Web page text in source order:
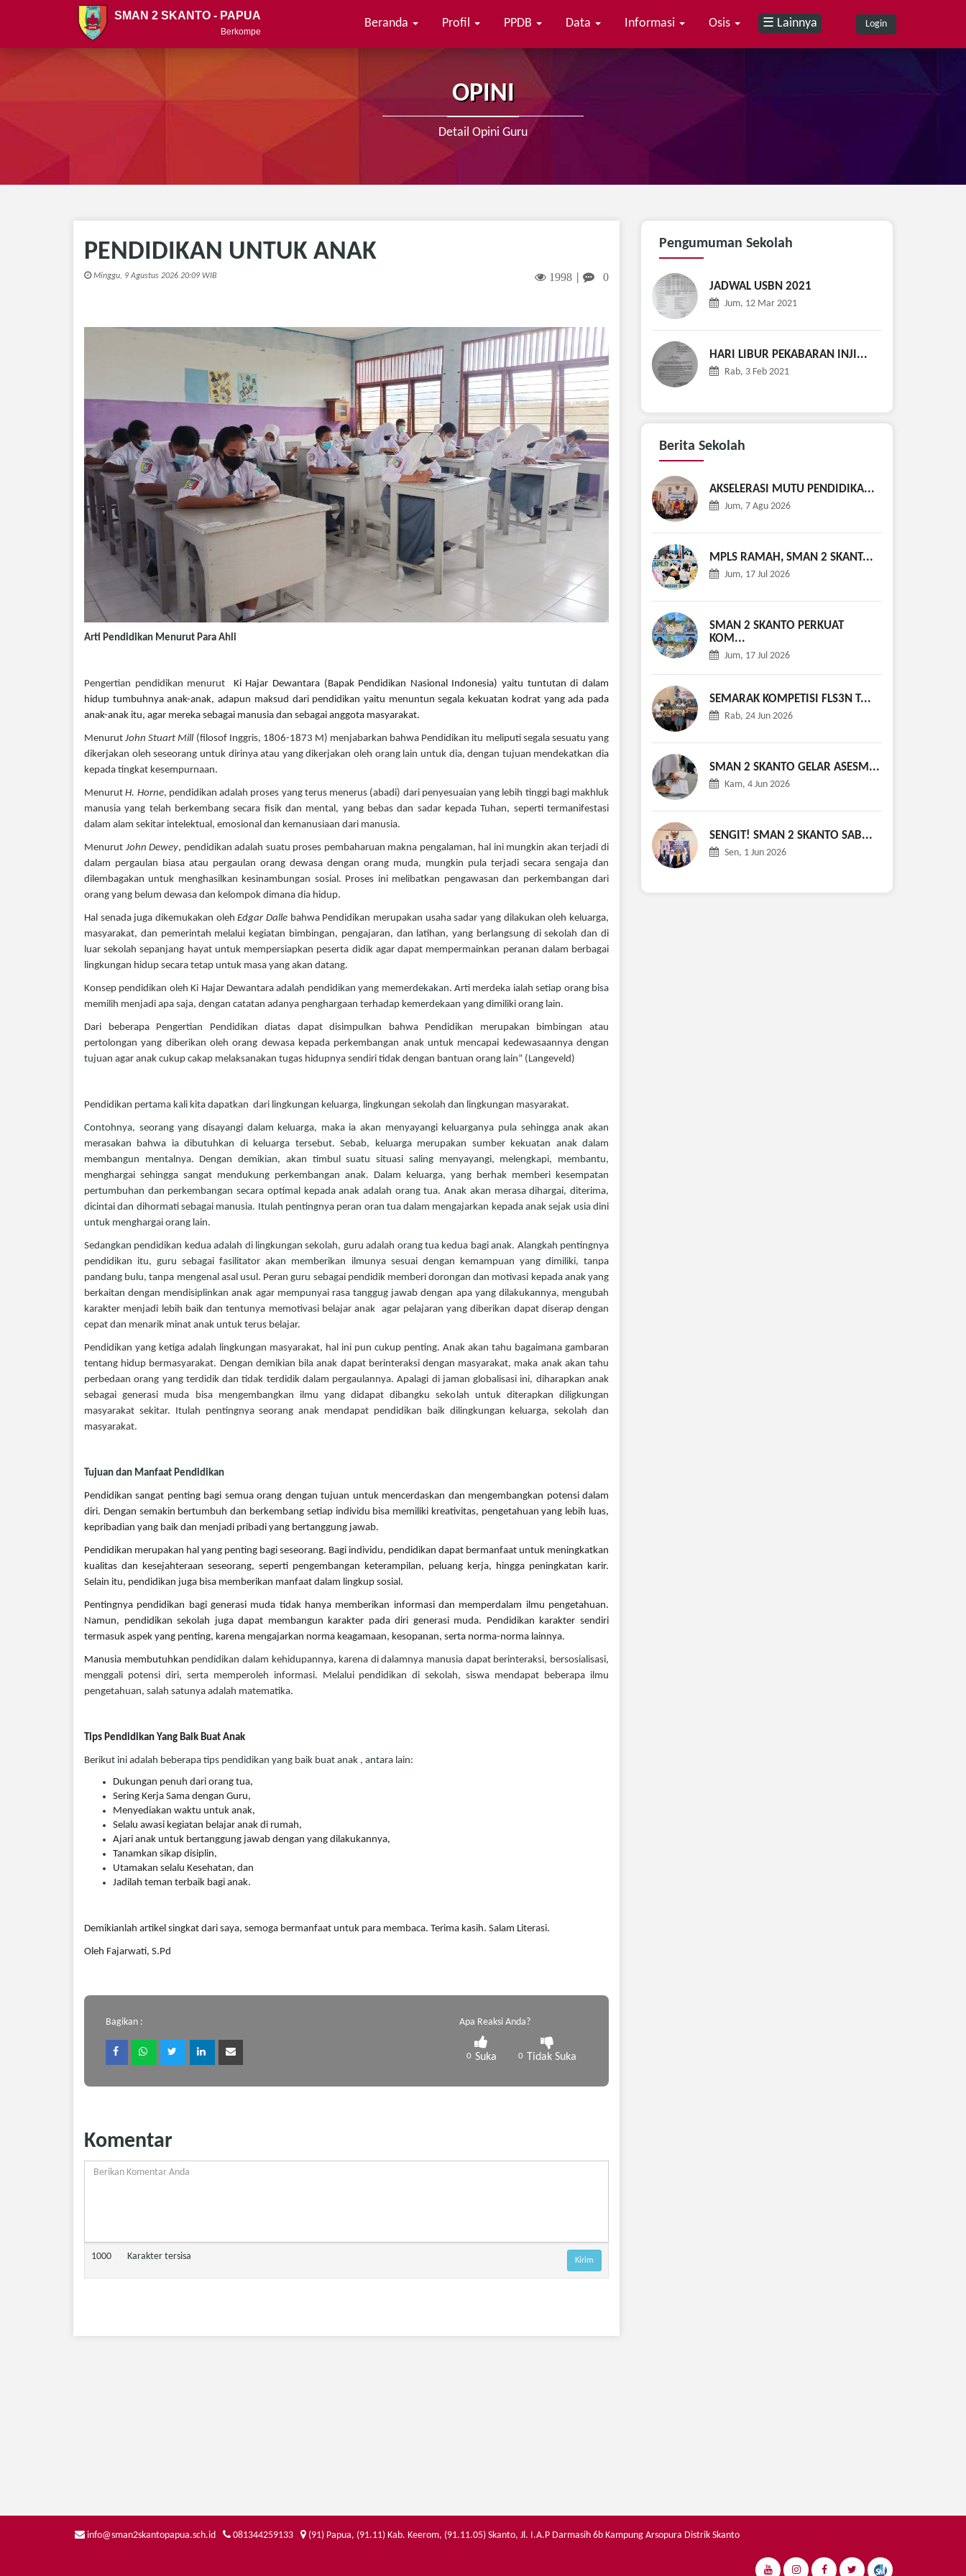
SMAN 2 SKANTO - PAPUA
Berkompeten, Berkarakter Profil Pelajar Pancasila dan Berwawasan Lingkungan
Beranda Profil PPDB Data Informasi Osis ☰ Lainnya Login
OPINI
Detail Opini Guru
PENDIDIKAN UNTUK ANAK
Minggu, 9 Agustus 2026 20:09 WIB 1998 0
Arti Pendidikan Menurut Para Ahli
Pengertian pendidikan menurut Ki Hajar Dewantara(Bapak Pendidikan Nasional Indonesia) yaitu tuntutan di dalam
hidup tumbuhnya anak-anak, adapun maksud dari pendidikan yaitu menuntun segala kekuatan kodrat yang ada pada
anak-anak itu, agar mereka sebagai manusia dan sebagai anggota masyarakat.
Menurut John Stuart Mill (filosof Inggris, 1806-1873 M) menjabarkan bahwa Pendidikan itu meliputi segala sesuatu yang
dikerjakan oleh seseorang untuk dirinya atau yang dikerjakan oleh orang lain untuk dia, dengan tujuan mendekatkan dia
kepada tingkat kesempurnaan.
MenurutH. Horne, pendidikan adalah proses yang terus menerus (abadi) dari penyesuaian yang lebih tinggi bagi makhluk
manusia yang telah berkembang secara fisik dan mental, yang bebas dan sadar kepada Tuhan, seperti termanifestasi
dalam alam sekitar intelektual, emosional dan kemanusiaan dari manusia.
Menurut John Dewey, pendidikan adalah suatu proses pembaharuan makna pengalaman, hal ini mungkin akan terjadi di
dalam pergaulan biasa atau pergaulan orang dewasa dengan orang muda, mungkin pula terjadi secara sengaja dan
dilembagakan untuk menghasilkan kesinambungan sosial. Proses ini melibatkan pengawasan dan perkembangan dari
orang yang belum dewasa dan kelompok dimana dia hidup.
Hal senada juga dikemukakan olehEdgar Dalle bahwa Pendidikan merupakan usaha sadar yang dilakukan oleh keluarga,
masyarakat, dan pemerintah melalui kegiatan bimbingan, pengajaran, dan latihan, yang berlangsung di sekolah dan di
luar sekolah sepanjang hayat untuk mempersiapkan peserta didik agar dapat mempermainkan peranan dalam berbagai
lingkungan hidup secara tetap untuk masa yang akan datang.
Konsep pendidikan oleh Ki Hajar Dewantara adalah pendidikan yang memerdekakan. Arti merdeka ialah setiap orang bisa
memilih menjadi apa saja, dengan catatan adanya penghargaan terhadap kemerdekaan yang dimiliki orang lain.
Dari beberapa Pengertian Pendidikan diatas dapat disimpulkan bahwa Pendidikan merupakan bimbingan atau
pertolongan yang diberikan oleh orang dewasa kepada perkembangan anak untuk mencapai kedewasaannya dengan
tujuan agar anak cukup cakap melaksanakan tugas hidupnya sendiri tidak dengan bantuan orang lain” (Langeveld)
Pendidikan pertama kali kita dapatkan dari lingkungan keluarga, lingkungan sekolah dan lingkungan masyarakat.
Contohnya, seorang yang disayangi dalam keluarga, maka ia akan menyayangi keluarganya pula sehingga anak akan
merasakan bahwa ia dibutuhkan di keluarga tersebut. Sebab, keluarga merupakan sumber kekuatan anak dalam
membangun mentalnya. Dengan demikian, akan timbul suatu situasi saling menyayangi, melengkapi, membantu,
menghargai sehingga sangat mendukung perkembangan anak. Dalam keluarga, yang berhak memberi kesempatan
pertumbuhan dan perkembangan secara optimal kepada anak adalah orang tua.Anak akan merasa dihargai, diterima,
dicintai dan dihormati sebagai manusia. Itulah pentingnya peran oran tua dalam mengajarkan kepada anak sejak usia dini
untuk menghargai orang lain.
Sedangkan pendidikan kedua adalah di lingkungan sekolah, guru adalah orang tua kedua bagi anak. Alangkah pentingnya
pendidikan itu, guru sebagai fasilitator akan memberikan ilmunya sesuai dengan kemampuan yang dimiliki, tanpa
pandang bulu, tanpa mengenal asal usul. Peran guru sebagai pendidik memberi dorongan dan motivasi kepada anak yang
berkaitan dengan mendisiplinkan anak agar mempunyai rasa tanggug jawab dengan apa yang dilakukannya, mengubah
karakter menjadi lebih baik dan tentunya memotivasi belajar anak agar pelajaran yang diberikan dapat diserap dengan
cepat dan menarik minat anak untuk terus belajar.
Pendidikan yang ketiga adalah lingkungan masyarakat, hal ini pun cukup penting. Anak akan tahu bagaimana gambaran
tentang hidup bermasyarakat. Dengan demikian bila anak dapat berinteraksi dengan masyarakat, maka anak akan tahu
perbedaan orang yang terdidik dan tidak terdidik dalam pergaulannya. Apalagi di jaman globalisasi ini, diharapkan anak
sebagai generasi muda bisa mengembangkan ilmu yang didapat dibangku sekolah untuk diterapkan diligkungan
masyarakat sekitar. Itulah pentingnya seorang anak mendapat pendidikan baik dilingkungan keluarga, sekolah dan
masyarakat.
Tujuan dan Manfaat Pendidikan
Pendidikan sangat penting bagi semua orang dengan tujuan untuk mencerdaskan dan mengembangkan potensi dalam
diri. Dengan semakin bertumbuh dan berkembang setiap individu bisa memiliki kreativitas, pengetahuan yang lebih luas,
kepribadian yang baik dan menjadi pribadi yang bertanggung jawab.
Pendidikan merupakan hal yang penting bagi seseorang. Bagi individu, pendidikan dapat bermanfaat untuk meningkatkan
kualitas dan kesejahteraan seseorang, seperti pengembangan keterampilan, peluang kerja, hingga peningkatan karir.
Selain itu, pendidikan juga bisa memberikan manfaat dalam lingkup sosial.
Pentingnya pendidikan bagi generasi muda tidak hanya memberikan informasi dan memperdalam ilmu pengetahuan.
Namun, pendidikan sekolah juga dapat membangun karakter pada diri generasi muda. Pendidikan karakter sendiri
termasuk aspek yang penting, karena mengajarkan norma keagamaan, kesopanan, serta norma-norma lainnya.
Manusia membutuhkan pendidikan dalam kehidupannya, karena di dalamnya manusia dapat berinteraksi, bersosialisasi,
menggali potensi diri, serta memperoleh informasi. Melalui pendidikan di sekolah, siswa mendapat beberapa ilmu
pengetahuan, salah satunya adalah matematika.
Tips Pendidikan Yang Baik Buat Anak
Berikut ini adalah beberapa tips pendidikan yang baik buat anak , antara lain:
Dukungan penuh dari orang tua,
Sering Kerja Sama dengan Guru,
Menyediakan waktu untuk anak,
Selalu awasi kegiatan belajar anak di rumah,
Ajari anak untuk bertanggung jawab dengan yang dilakukannya,
Tanamkan sikap disiplin,
Utamakan selalu Kesehatan, dan
Jadilah teman terbaik bagi anak.
Demikianlah artikel singkat dari saya, semoga bermanfaat untuk para membaca. Terima kasih. Salam Literasi.
Oleh Fajarwati, S.Pd
Bagikan : Apa Reaksi Anda?
0 Suka 0 Tidak Suka
Komentar
1000 Karakter tersisa
Pengumuman Sekolah
JADWAL USBN 2021
Jum, 12 Mar 2021
HARI LIBUR PEKABARAN INJI...
Rab, 3 Feb 2021
Berita Sekolah
AKSELERASI MUTU PENDIDIKA...
Jum, 7 Agu 2026
MPLS RAMAH, SMAN 2 SKANT...
Jum, 17 Jul 2026
SMAN 2 SKANTO PERKUAT
KOM...
Jum, 17 Jul 2026
SEMARAK KOMPETISI FLS3N T...
Rab, 24 Jun 2026
SMAN 2 SKANTO GELAR ASESM...
Kam, 4 Jun 2026
SENGIT! SMAN 2 SKANTO SAB...
Sen, 1 Jun 2026
info@sman2skantopapua.sch.id 081344259133 (91) Papua, (91.11) Kab. Keerom, (91.11.05) Skanto, Jl. I.A.P Darmasih 6b Kampung Arsopura Distrik Skanto